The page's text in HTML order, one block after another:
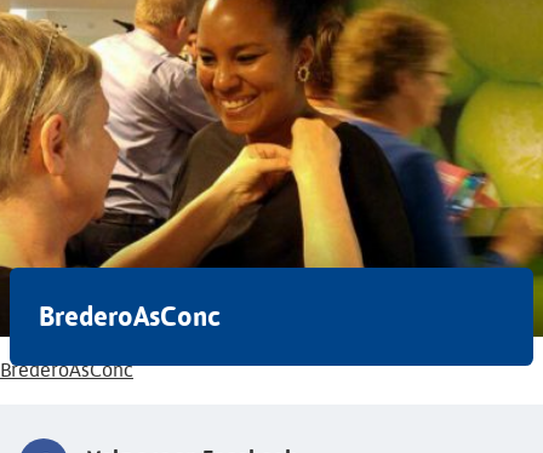
BrederoAsConc
BrederoAsConc